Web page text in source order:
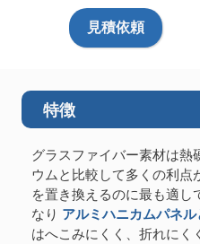
見積依頼
特徴
グラスファイバー素材は熱
ウムと比較して多くの利点
を置き換えるのに最も適
なり アルミハニカムパネル
はへこみにくく、折れにく